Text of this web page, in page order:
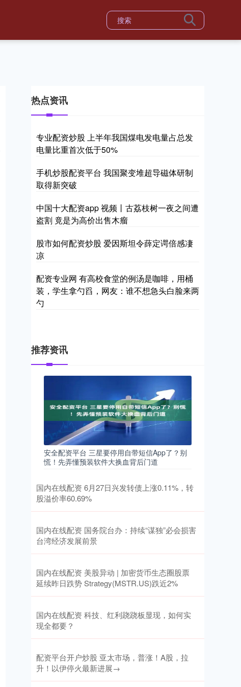
热点资讯
专业配资炒股 上半年我国煤电发电量占总发
电量比重首次低于50%
手机炒股配资平台 我国聚变堆超导磁体研制
取得新突破
中国十大配资app 视频丨古荔枝树一夜之间遭
盗割 竟是为高价出售木瘤
股市如何配资炒股 爱因斯坦令薛定谔倍感凄
凉
配资专业网 有高校食堂的例汤是咖啡，用桶
装，学生拿勺舀，网友：谁不想急头白脸来两
勺
推荐资讯
安全配资平台 三星要停用自带短信App了？别
慌！先弄懂预装软件大换血背后门道
国内在线配资 6月27日兴发转债上涨0.11%，转
股溢价率60.69%
国内在线配资 国务院台办：持续“谋独”必会损害
台湾经济发展前景
国内在线配资 美股异动 | 加密货币生态圈股票
延续昨日跌势 Strategy(MSTR.US)跌近2%
国内在线配资 科技、红利跷跷板显现，如何实
现全都要？
配资平台开户炒股 亚太市场，普涨！A股，拉
升！以伊停火最新进展→